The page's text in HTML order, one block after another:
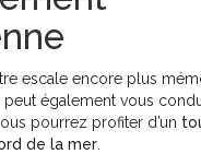
escale encore plus
peut également vous
pourrez profiter d’un
de la mer